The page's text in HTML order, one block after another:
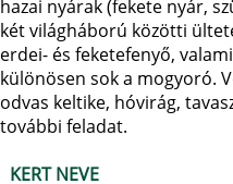
hazai nyárak (fekete nyár,
két világháború közötti
erdei- és feketefenyő,
különösen sok a mogyoró.
odvas keltike, hóvirág,
további feladat.
KERT NEVE